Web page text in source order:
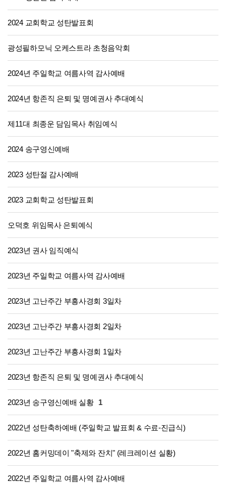
2024 교회학교 성탄발표회
광성필하모닉 오케스트라 초청음악회
2024년 주일학교 여름사역 감사예배
2024년 항존직 은퇴 및 명예권사 추대예식
제11대 최종운 담임목사 취임예식
2024 송구영신예배
2023 성탄절 감사예배
2023 교회학교 성탄발표회
오덕호 위임목사 은퇴예식
2023년 권사 임직예식
2023년 주일학교 여름사역 감사예배
2023년 고난주간 부흥사경회 3일차
2023년 고난주간 부흥사경회 2일차
2023년 고난주간 부흥사경회 1일차
2023년 항존직 은퇴 및 명예권사 추대예식
2023년 송구영신예배 실황 1
2022년 성탄축하예배 (주일학교 발표회 & 수료-진급식)
2022년 홈커밍데이 "축제와 잔치" (레크레이션 실황)
2022년 주일학교 여름사역 감사예배